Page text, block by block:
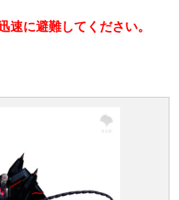
速に避難してください。